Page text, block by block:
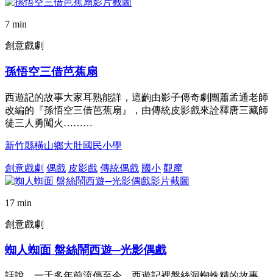
7 min
創意戲劇
孫悟空三借芭蕉扇
西遊記的故事大家耳熟能詳，這齣由影子傳奇劇團蕭孟通老師
改編的『孫悟空三借芭蕉扇』，由傳統皮影戲來詮釋唐三藏師
徒三人勇闖火………
新竹縣橫山鄉大肚國民小學
創意戲劇 偶戲 皮影戲 傳統偶戲 國小 觀摩
17 min
創意戲劇
蜘人蜘面 盤絲鬧西遊─光影偶戲